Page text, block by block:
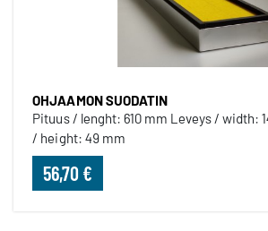
OHJAAMON SUODATIN
Pituus / lenght: 610 mm Leveys / width:
/ height: 49 mm
56,70 €